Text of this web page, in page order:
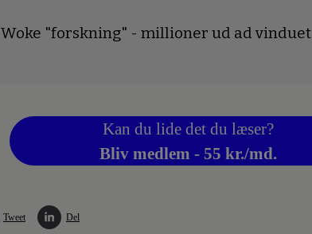
Woke "forskning" - millioner ud ad vinduet
Kan du lide det du læser?
Bliv medlem - 55 kr./md.
Tweet Del